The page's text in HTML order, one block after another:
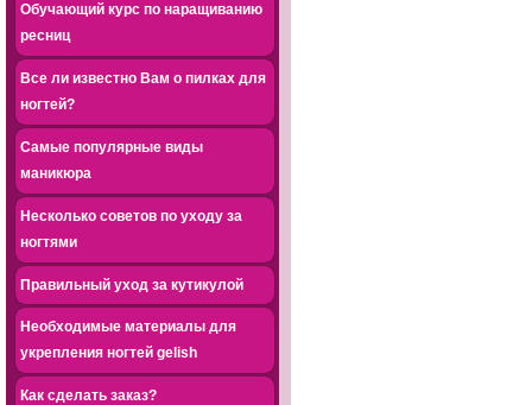
Обучающий курс по наращиванию
ресниц
Все ли известно Вам о пилках для
ногтей?
Самые популярные виды
маникюра
Несколько советов по уходу за
ногтями
Правильный уход за кутикулой
Необходимые материалы для
укрепления ногтей gelish
Как сделать заказ?